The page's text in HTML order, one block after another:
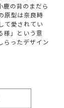
鹿の背のまだら
原型は奈良時
て愛されてい
様」という意
らったデザイン